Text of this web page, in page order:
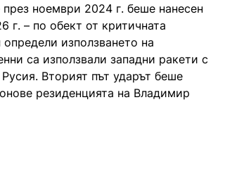
ноември 2024 г. беше нанесен
– по обект от критичната
използването на
са използвали западни ракети с
Вторият път ударът беше
резиденцията на Владимир